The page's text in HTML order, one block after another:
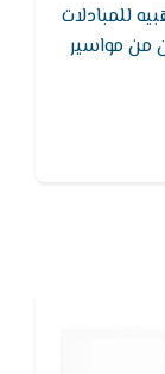
للمبادلات
من مواسير
على زياده
الكفاءه و عمر